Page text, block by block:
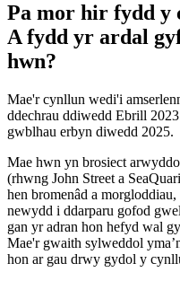
Pa mor hir fydd y
A fydd yr ardal
hwn?
Mae'r cynllun wedi'i
ddechrau ddiwedd Ebrill
gwblhau erbyn diwedd 2025.
Mae hwn yn brosiect
(rhwng John Street a
hen bromenâd a
newydd i ddarparu gofod
gan yr adran hon hefyd wal
Mae'r gwaith sylweddol
hon ar gau drwy gydol y